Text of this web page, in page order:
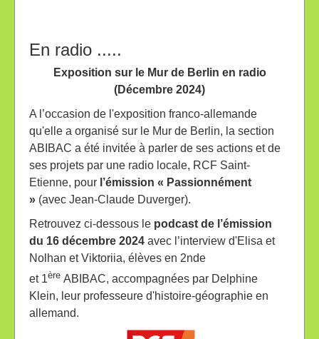
En radio .....
Exposition sur le Mur de Berlin en radio
(Décembre 2024)
A l’occasion de l'exposition franco-allemande
qu'elle a organisé sur le Mur de Berlin, la section
ABIBAC a été invitée à parler de ses actions et de
ses projets par une radio locale, RCF Saint-
Etienne, pour l’émission « Passionnément
» (avec Jean-Claude Duverger).
Retrouvez ci-dessous le podcast de l’émission
du 16 décembre 2024 avec l’interview d'Elisa et
Nolhan et Viktoriia, élèves en 2nde
et 1ère ABIBAC, accompagnées par Delphine
Klein, leur professeure d'histoire-géographie en
allemand.